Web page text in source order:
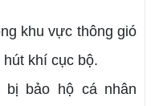
khu vực thông gió
khí cục bộ.
bị bảo hộ cá nhân